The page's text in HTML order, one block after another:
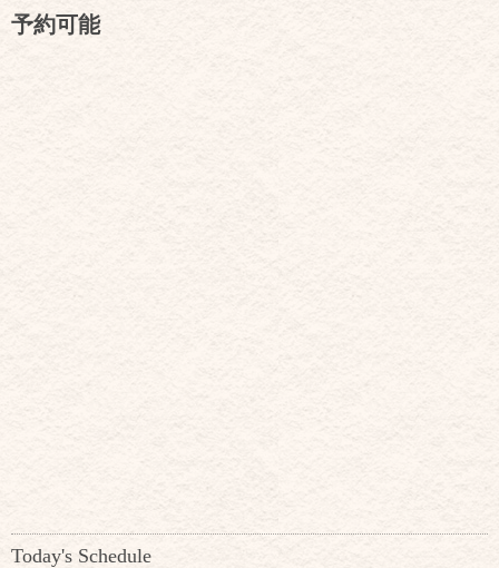
予約可能
Today's Schedule